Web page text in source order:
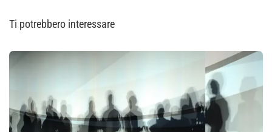
Ti potrebbero interessare